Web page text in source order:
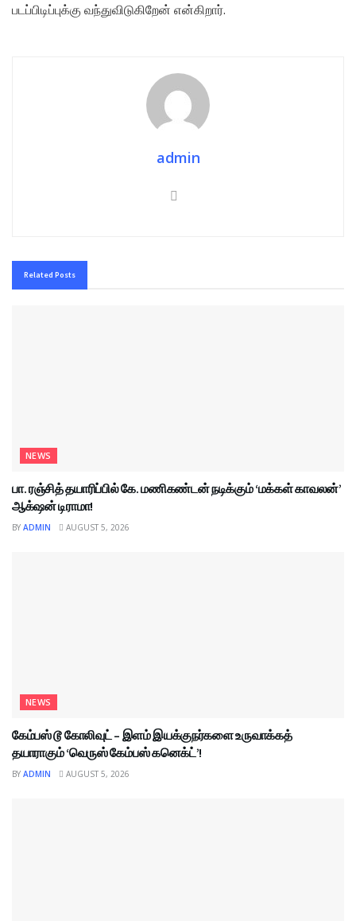
படப்பிடிப்புக்கு வந்துவிடுகிறேன் என்கிறார்.
admin
Related Posts
NEWS
பா. ரஞ்சித் தயாரிப்பில் கே. மணிகண்டன் நடிக்கும் ‘மக்கள் காவலன்’
ஆக்‌ஷன் டிராமா!
BY ADMIN AUGUST 5, 2026
NEWS
கேம்பஸ் டூ கோலிவுட் – இளம் இயக்குநர்களை உருவாக்கத்
தயாராகும் ‘வெருஸ் கேம்பஸ் கனெக்ட்’!
BY ADMIN AUGUST 5, 2026